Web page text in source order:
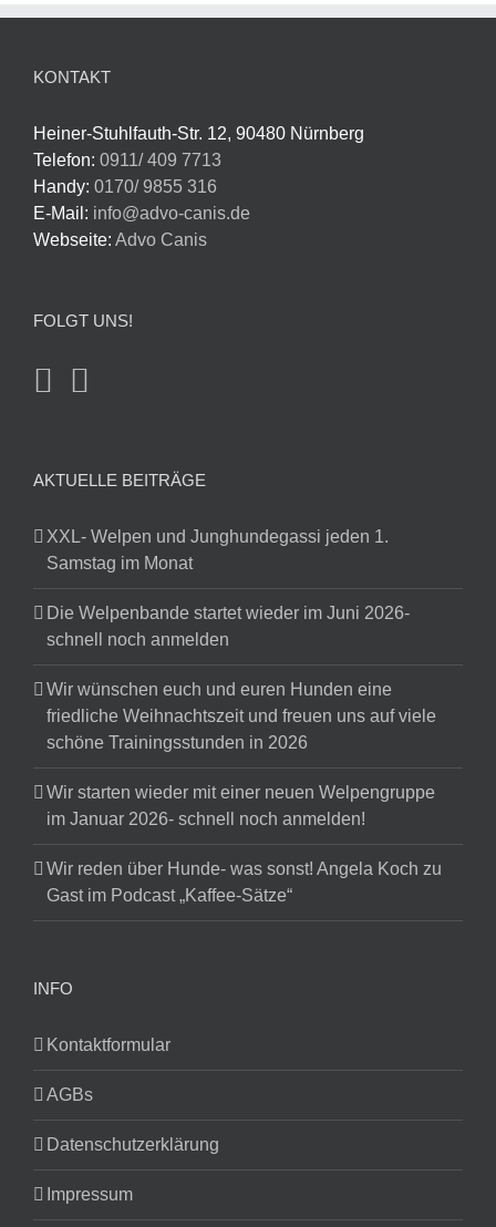
KONTAKT
Heiner-Stuhlfauth-Str. 12, 90480 Nürnberg
Telefon: 0911/ 409 7713
Handy: 0170/ 9855 316
E-Mail: info@advo-canis.de
Webseite: Advo Canis
FOLGT UNS!
AKTUELLE BEITRÄGE
XXL- Welpen und Junghundegassi jeden 1.
Samstag im Monat
Die Welpenbande startet wieder im Juni 2026-
schnell noch anmelden
Wir wünschen euch und euren Hunden eine
friedliche Weihnachtszeit und freuen uns auf viele
schöne Trainingsstunden in 2026
Wir starten wieder mit einer neuen Welpengruppe
im Januar 2026- schnell noch anmelden!
Wir reden über Hunde- was sonst! Angela Koch zu
Gast im Podcast „Kaffee-Sätze“
INFO
Kontaktformular
AGBs
Datenschutzerklärung
Impressum